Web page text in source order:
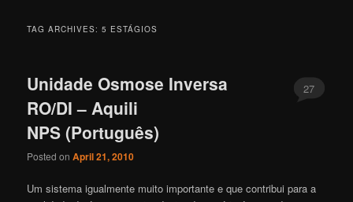
TAG ARCHIVES:5 ESTÁGIOS
Unidade Osmose Inversa
RO/DI – Aquili
NPS (Português)
Posted onApril 21, 2010
27
Um sistema igualmente muito importante e que contribui para a